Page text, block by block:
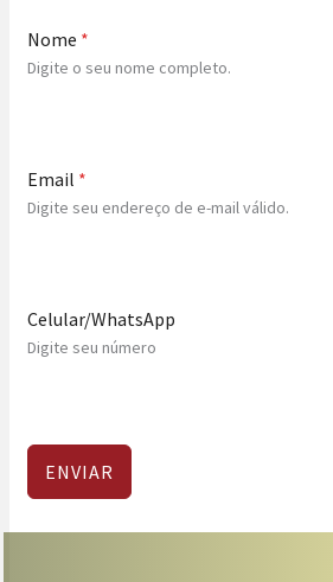
Nome *
Digite o seu nome completo.
Email *
Digite seu endereço de e-mail válido.
Celular/WhatsApp
Digite seu número
ENVIAR